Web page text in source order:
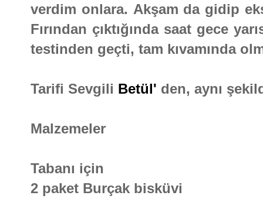
verdim onlara. Akşam da gidip
Fırından çıktığında saat gece
testinden geçti, tam kıvamında
Tarifi Sevgili Betül' den, aynı
Malzemeler
Tabanı için
2 paket Burçak bisküvi